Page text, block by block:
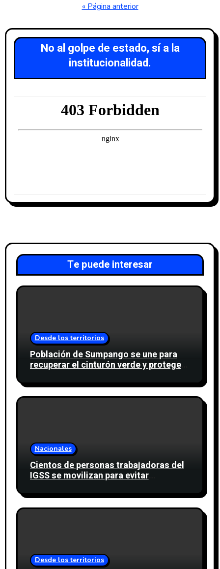
« Página anterior
No al golpe de estado, sí a la
institucionalidad.
Te puede interesar
Desde los territorios
Población de Sumpango se une para
recuperar el cinturón verde y proteger
Nacionales
Cientos de personas trabajadoras del
IGSS se movilizan para evitar
Desde los territorios